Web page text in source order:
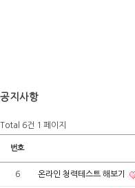
공지사항
Total 6건 1 페이지
번호
6 온라인 청력테스트 해보기